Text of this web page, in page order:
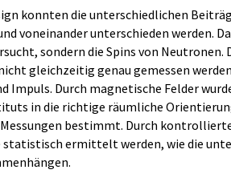
konnten die unterschiedlichen
voneinander unterschieden werden.
sondern die Spins von Neutronen.
gleichzeitig genau gemessen
Durch magnetische Felder
in die richtige räumliche
bestimmt. Durch
ermittelt werden, wie die